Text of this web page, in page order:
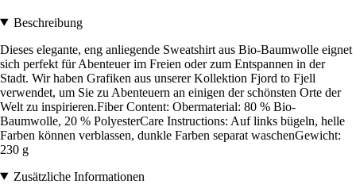
Beschreibung
Dieses elegante, eng anliegende Sweatshirt aus Bio-Baumwolle eignet
sich perfekt für Abenteuer im Freien oder zum Entspannen in der
Stadt. Wir haben Grafiken aus unserer Kollektion Fjord to Fjell
verwendet, um Sie zu Abenteuern an einigen der schönsten Orte der
Welt zu inspirieren.Fiber Content: Obermaterial: 80 % Bio-
Baumwolle, 20 % PolyesterCare Instructions: Auf links bügeln, helle
Farben können verblassen, dunkle Farben separat waschenGewicht:
230 g
Zusätzliche Informationen